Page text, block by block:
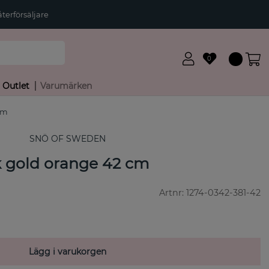
0
Outlet Varumärken
SNÖ OF SWEDEN
gold orange 42 cm
Artnr: 1274-0342-381-42
Lägg i varukorgen